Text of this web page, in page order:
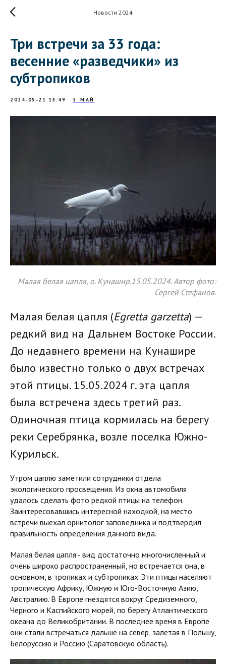
Новости 2024
Три встречи за 33 года:
весенние «разведчики» из
субтропиков
2024-05-21 13:49 5 МАЙ
Малая белая цапля, о. Кунашир.15.05.2024. Автор фото:
Сергей Стефанов.
Малая белая цапля (Egretta garzetta) —
редкий вид на Дальнем Востоке России.
До недавнего времени на Кунашире
было известно только о двух встречах
этой птицы. 15.05.2024 г. эта цапля
была встречена здесь третий раз.
Одиночная птица кормилась на берегу
реки Серебрянка, возле поселка Южно-
Курильск.
Утром цаплю заметили сотрудники отдела
экологического просвещения. Из окна автомобиля
удалось сделать фото редкой птицы на телефон.
Заинтересовавшись интересной находкой, на место
встречи выехал орнитолог заповедника и подтвердил
правильность определения данного вида.
Малая белая цапля - вид достаточно многочисленный и
очень широко распространенный, но встречается она, в
основном, в тропиках и субтропиках. Эти птицы населяют
тропическую Африку, Южную и Юго-Восточную Азию,
Австралию. В Европе гнездятся вокруг Средиземного,
Черного и Каспийского морей, по берегу Атлантического
океана до Великобритании. В последнее время в Европе
они стали встречаться дальше на север, залетая в Польшу,
Белоруссию и Россию (Саратовскую область).